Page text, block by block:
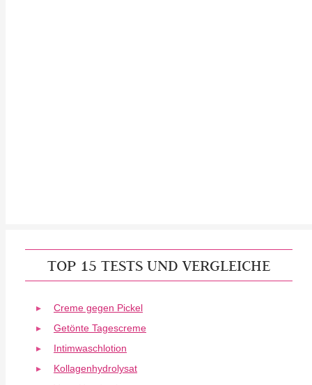
TOP 15 TESTS UND VERGLEICHE
Creme gegen Pickel
Getönte Tagescreme
Intimwaschlotion
Kollagenhydrolysat